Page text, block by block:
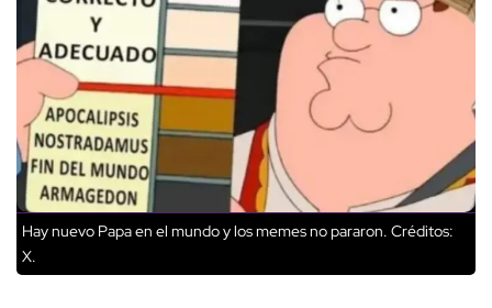
Hay nuevo Papa en el mundo y los memes no pararon. Créditos:
X.